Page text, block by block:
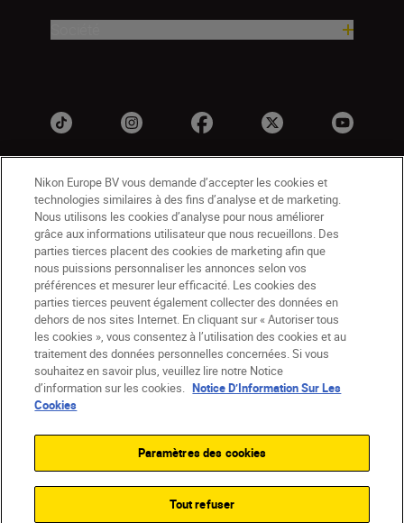
CH Nikon Sites
Contactez-nous
Avis de confidentialité
Conditions d’utilisation
CVG de la boutique Nikon Store
Notice d’information sur les cookies
Paramètres des cookies
© 2026 Nikon
SKIP
Nikon Europe BV vous demande d’accepter les cookies et
technologies similaires à des fins d’analyse et de marketing.
Nous utilisons les cookies d’analyse pour nous améliorer
grâce aux informations utilisateur que nous recueillons. Des
parties tierces placent des cookies de marketing afin que
nous puissions personnaliser les annonces selon vos
préférences et mesurer leur efficacité. Les cookies des
parties tierces peuvent également collecter des données en
dehors de nos sites Internet. En cliquant sur « Autoriser tous
les cookies », vous consentez à l’utilisation des cookies et au
traitement des données personnelles concernées. Si vous
souhaitez en savoir plus, veuillez lire notre Notice
d’information sur les cookies. Notice D’Information Sur Les
Cookies
Paramètres des cookies
Tout refuser